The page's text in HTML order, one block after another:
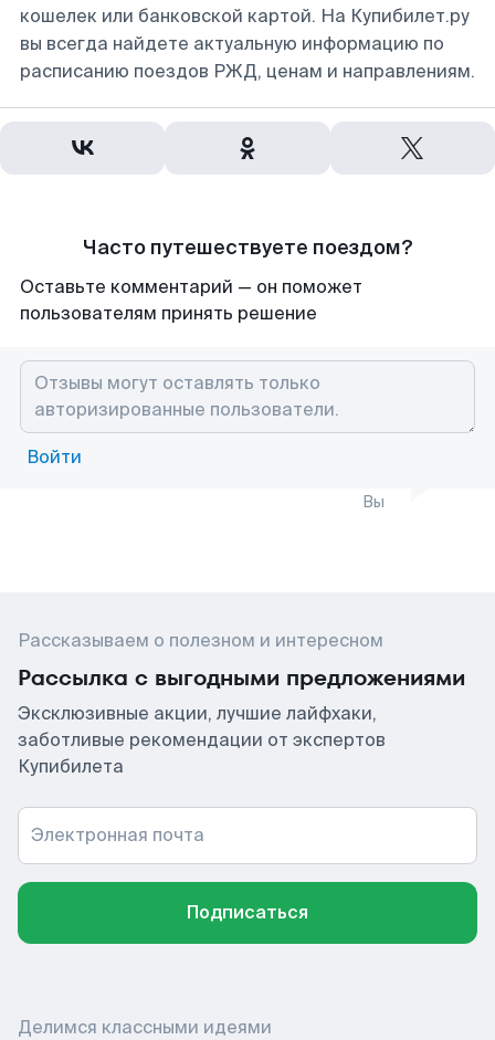
кошелек или банковской картой. На Купибилет.ру
вы всегда найдете актуальную информацию по
расписанию поездов РЖД, ценам и направлениям.
Часто путешествуете поездом?
Оставьте комментарий — он поможет
пользователям принять решение
Войти
Вы
Рассказываем о полезном и интересном
Рассылка с выгодными предложениями
Эксклюзивные акции, лучшие лайфхаки,
заботливые рекомендации от экспертов
Купибилета
Электронная почта
Подписаться
Делимся классными идеями